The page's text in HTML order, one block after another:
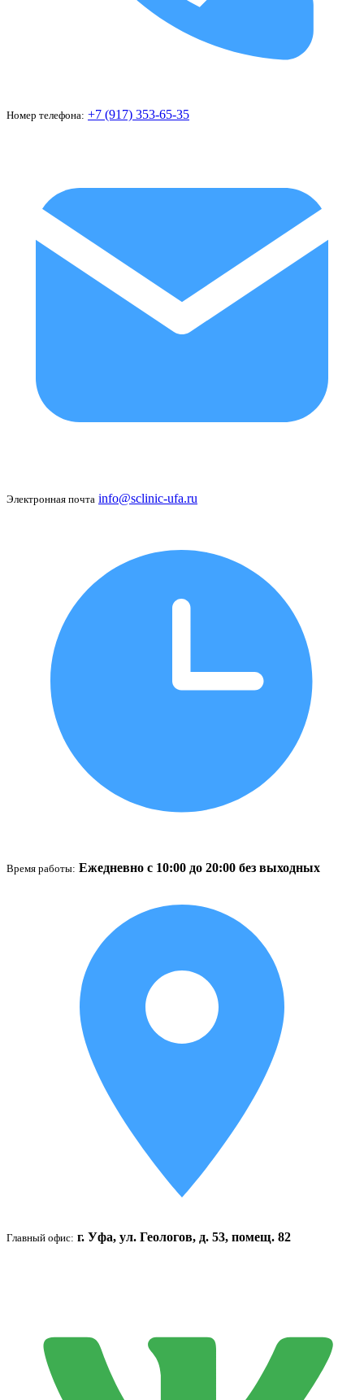
Номер телефона: +7 (917) 353-65-35
Электронная почта info@sclinic-ufa.ru
Время работы: Ежедневно с 10:00 до 20:00 без выходных
Главный офис: г. Уфа, ул. Геологов, д. 53, помещ. 82